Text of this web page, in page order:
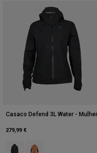
Casaco Defend 3L Water - Mulher
279,99 €
Product swatch type of Preto.
Product swatch type of